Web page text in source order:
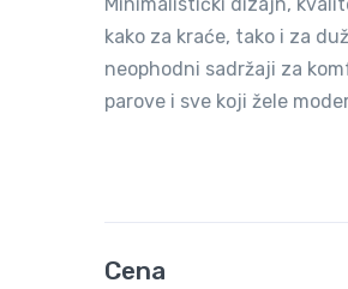
Minimalistički dizajn,
kako za kraće, tako i za
neophodni sadržaji za
parove i sve koji žele
Cena